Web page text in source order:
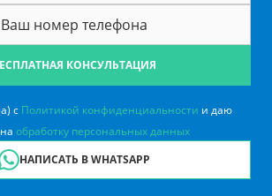
КОНСУЛЬТАЦИЯ
с Политикой конфиденциальности и даю
обработку персональных данных
НАПИСАТЬ В WHATSAPP